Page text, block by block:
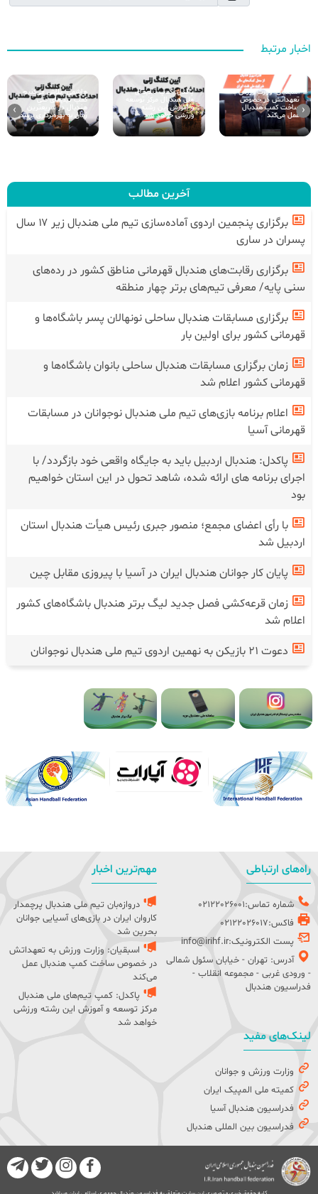
اخبار مرتبط
اسبقیان: وزارت ورزش به
تعهداتش در خصوص
ساخت کمپ هندبال
عمل می‌کند
پاکدل: کمپ تیم‌های
ملی هندبال مرکز توسعه
و آموزش این رشته
ورزشی خواهد شد
هاشمی: تلاش می‌کنیم
کمپ تیم‌های ملی
هندبال در سریعترین
زمان به بهره‌برداری برسد
‹
›
آخرین مطالب
برگزاری پنجمین اردوی آماده‌سازی تیم ملی هندبال زیر ۱۷ سال
پسران در ساری
برگزاری رقابت‌های هندبال قهرمانی مناطق کشور در رده‌های
سنی پایه/ معرفی تیم‌های برتر چهار منطقه
برگزاری مسابقات هندبال ساحلی نونهالان پسر باشگاه‌ها و
قهرمانی کشور برای اولین بار
زمان برگزاری مسابقات هندبال ساحلی بانوان باشگاه‌ها و
قهرمانی کشور اعلام شد
اعلام برنامه بازی‌های تیم ملی هندبال نوجوانان در مسابقات
قهرمانی آسیا
پاکدل: هندبال اردبیل باید به جایگاه واقعی خود بازگردد/ با
اجرای برنامه های ارائه شده، شاهد تحول در این استان خواهیم
بود
با رأی اعضای مجمع؛ منصور جبری رئیس هیأت هندبال استان
اردبیل شد
پایان کار جوانان هندبال ایران در آسیا با پیروزی مقابل چین
زمان قرعه‌کشی فصل جدید لیگ برتر هندبال باشگاه‌های کشور
اعلام شد
دعوت ۲۱ بازیکن به نهمین اردوی تیم ملی هندبال نوجوانان
راه‌های ارتباطی
شماره تماس:02122026001
فاکس:02122026017
پست الکترونیک:info@irihf.ir
آدرس: تهران - خیابان سئول شمالی
- ورودی غربی - مجموعه انقلاب -
فدراسیون هندبال
مهم‌ترین اخبار
دروازه‌بان تیم ملی هندبال پرچمدار
کاروان ایران در بازی‌های آسیایی جوانان
بحرین شد
اسبقیان: وزارت ورزش به تعهداتش
در خصوص ساخت کمپ هندبال عمل
می‌کند
پاکدل: کمپ تیم‌های ملی هندبال
مرکز توسعه و آموزش این رشته ورزشی
خواهد شد
لینک‌های مفید
وزارت ورزش و جوانان
کمیته ملی المپیک ایران
فدراسیون هندبال آسیا
فدراسیون بین المللی هندبال